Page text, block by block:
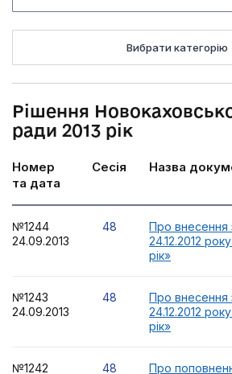
Вибрати категорію
Рішення
ради 2013 рік
Номер
та дата
Сесія Назва
№1244
24.09.2013
48
Про внесення
24.12.2012
рік»
№1243
24.09.2013
48
Про внесення
24.12.2012
рік»
№1242
48
Про